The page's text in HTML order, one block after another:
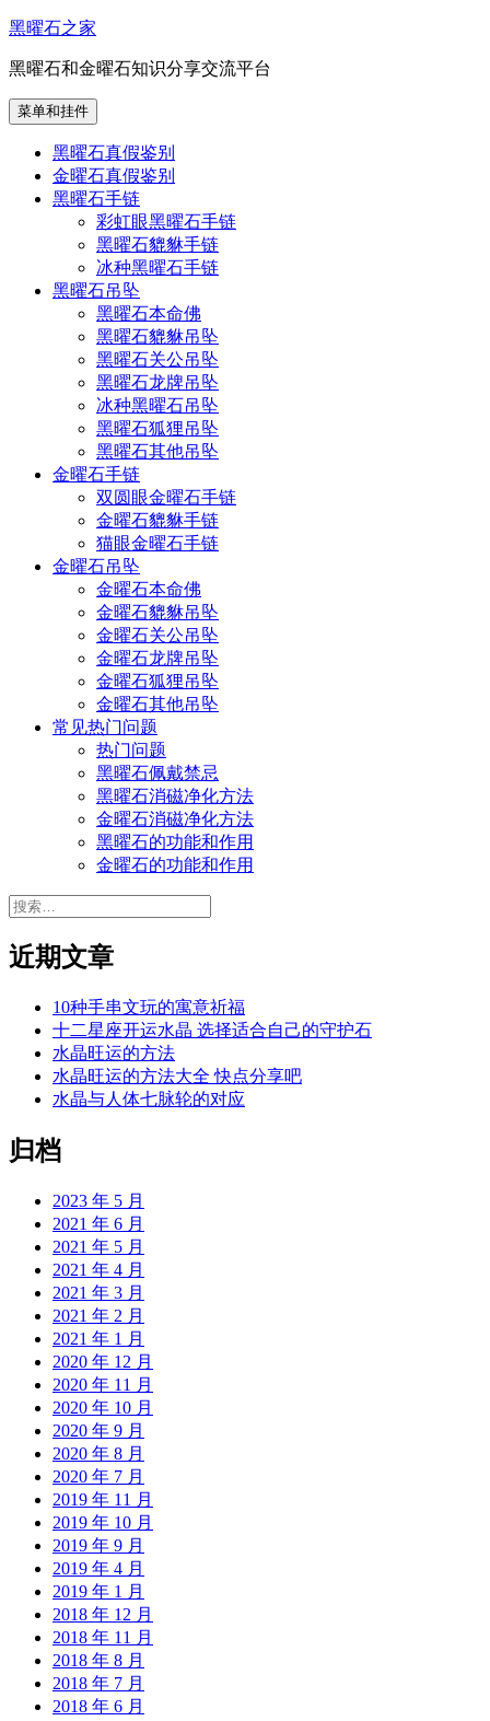
跳
内
容
黑曜石之家
黑曜石和金曜石知识分享交流平台
菜单和挂件
黑曜石真假鉴别
金曜石真假鉴别
黑曜石手链
彩虹眼黑曜石手链
黑曜石貔貅手链
冰种黑曜石手链
黑曜石吊坠
黑曜石本命佛
黑曜石貔貅吊坠
黑曜石关公吊坠
黑曜石龙牌吊坠
冰种黑曜石吊坠
黑曜石狐狸吊坠
黑曜石其他吊坠
金曜石手链
双圆眼金曜石手链
金曜石貔貅手链
猫眼金曜石手链
金曜石吊坠
金曜石本命佛
金曜石貔貅吊坠
金曜石关公吊坠
金曜石龙牌吊坠
金曜石狐狸吊坠
金曜石其他吊坠
常见热门问题
热门问题
黑曜石佩戴禁忌
黑曜石消磁净化方法
金曜石消磁净化方法
黑曜石的功能和作用
金曜石的功能和作用
搜
近期文章
10种手串文玩的寓意祈福
十二星座开运水晶 选择适合自己的守护石
水晶旺运的方法
水晶旺运的方法大全 快点分享吧
水晶与人体七脉轮的对应
归档
2023 年 5 月
2021 年 6 月
2021 年 5 月
2021 年 4 月
2021 年 3 月
2021 年 2 月
2021 年 1 月
2020 年 12 月
2020 年 11 月
2020 年 10 月
2020 年 9 月
2020 年 8 月
2020 年 7 月
2019 年 11 月
2019 年 10 月
2019 年 9 月
2019 年 4 月
2019 年 1 月
2018 年 12 月
2018 年 11 月
2018 年 8 月
2018 年 7 月
2018 年 6 月